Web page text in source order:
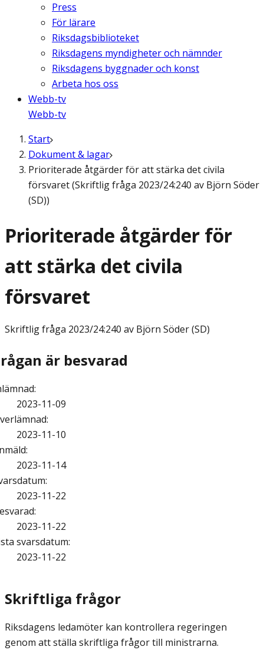
Press
För lärare
Riksdagsbiblioteket
Riksdagens myndigheter och nämnder
Riksdagens byggnader och konst
Arbeta hos oss
Webb-tv
Webb-tv
Start
Dokument & lagar
Prioriterade åtgärder för att stärka det civila
försvaret (Skriftlig fråga 2023/24:240 av Björn Söder
(SD))
Prioriterade åtgärder för
att stärka det civila
försvaret
Skriftlig fråga 2023/24:240 av Björn Söder (SD)
är besvarad
:
2023-11-09
:
2023-11-10
:
2023-11-14
:
2023-11-22
:
2023-11-22
svarsdatum:
2023-11-22
Skriftliga frågor
Riksdagens ledamöter kan kontrollera regeringen
genom att ställa skriftliga frågor till ministrarna.